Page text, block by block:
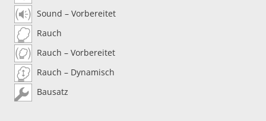
Sound – Vorbereitet
Rauch
Rauch – Vorbereitet
Rauch – Dynamisch
Bausatz